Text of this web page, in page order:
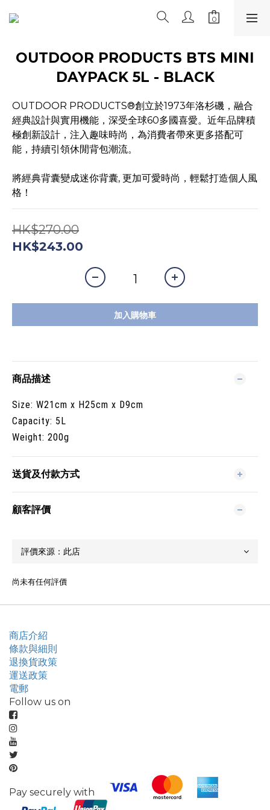
OUTDOOR PRODUCTS BTS MINI
DAYPACK 5L - BLACK
OUTDOOR PRODUCTS®創立於1973年洛杉磯，融合
經典設計與實用機能，深受全球60多國喜愛。近年品牌積
極創新設計，注入趣味時尚，為消費者帶來更多搭配可
能，持續引領休閒背包潮流。
將經典背囊變成迷你背囊, 更加可愛時尚，輕鬆打造個人風
格！
HK$270.00
HK$243.00
加入購物車
商品描述
Size: W21cm x H25cm x D9cm
Capacity: 5L
Weight: 200g
送貨及付款方式
顧客評價
尚未有任何評價
商店介紹
條款與細則
退換貨政策
運送政策
電郵
Follow us on
Pay securely with